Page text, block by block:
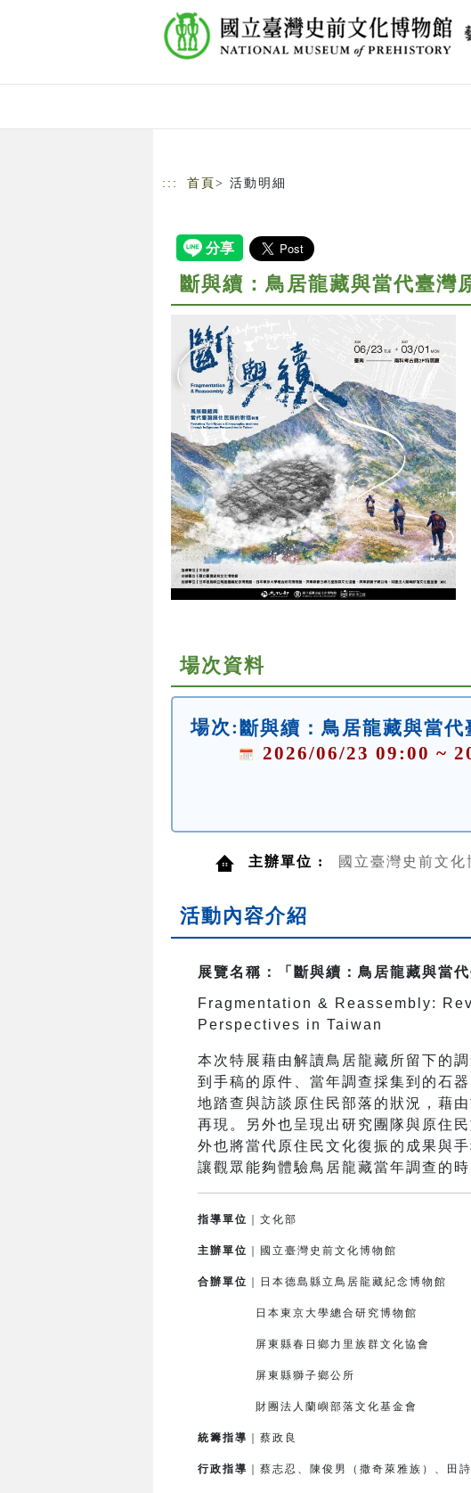
::: 首頁 > 活動明細
斷與續：鳥居龍藏與當代臺灣
場次資料
場次: 斷與續：鳥居龍藏與當
2026/06/23 09:00 ~
主辦單位 : 國立臺灣史前文化
活動內容介紹
展覽名稱：「斷與續：鳥居龍藏與當
Fragmentation & Reassembly:
Perspectives in Taiwan
本次特展藉由解讀鳥居龍藏所留下的
到手稿的原件、當年調查採集到的石
地踏查與訪談原住民部落的狀況，藉
再現。另外也呈現出研究團隊與原住
外也將當代原住民文化復振的成果與
讓觀眾能夠體驗鳥居龍藏當年調查的時
指導單位 ｜文化部
主辦單位 ｜國立臺灣史前文化博物館
合辦單位 ｜日本德島縣立鳥居龍藏紀念博物館
日本東京大學總合研究博物館
屏東縣春日鄉力里族群文化協會
屏東縣獅子鄉公所
財團法人蘭嶼部落文化基金會
統籌指導 ｜蔡政良
行政指導 ｜蔡志忍、陳俊男（撒奇萊雅族）、田